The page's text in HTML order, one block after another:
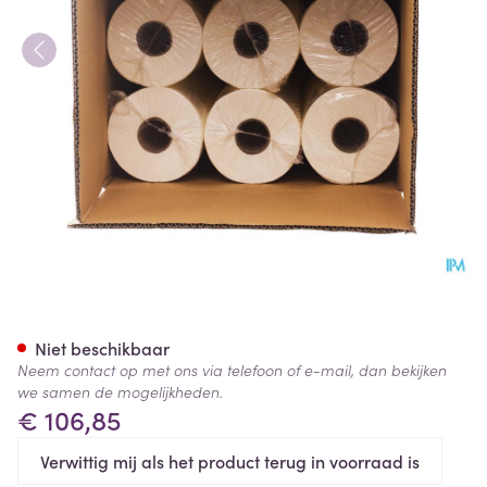
€ 106,85
Verwittig mij als het product terug in voorraad is
Niet beschikbaar
Neem contact op met ons via telefoon of e-mail, dan bekijken
we samen de mogelijkheden.